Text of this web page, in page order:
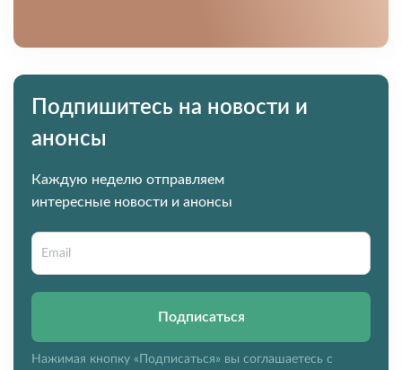
Подпишитесь на новости и
анонсы
Каждую неделю отправляем
интересные новости и анонсы
Подписаться
Нажимая кнопку «Подписаться» вы соглашаетесь с